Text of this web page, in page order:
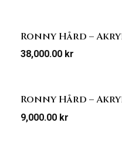
Ronny Hård –
38,000.00 kr
Ronny Hård –
9,000.00 kr